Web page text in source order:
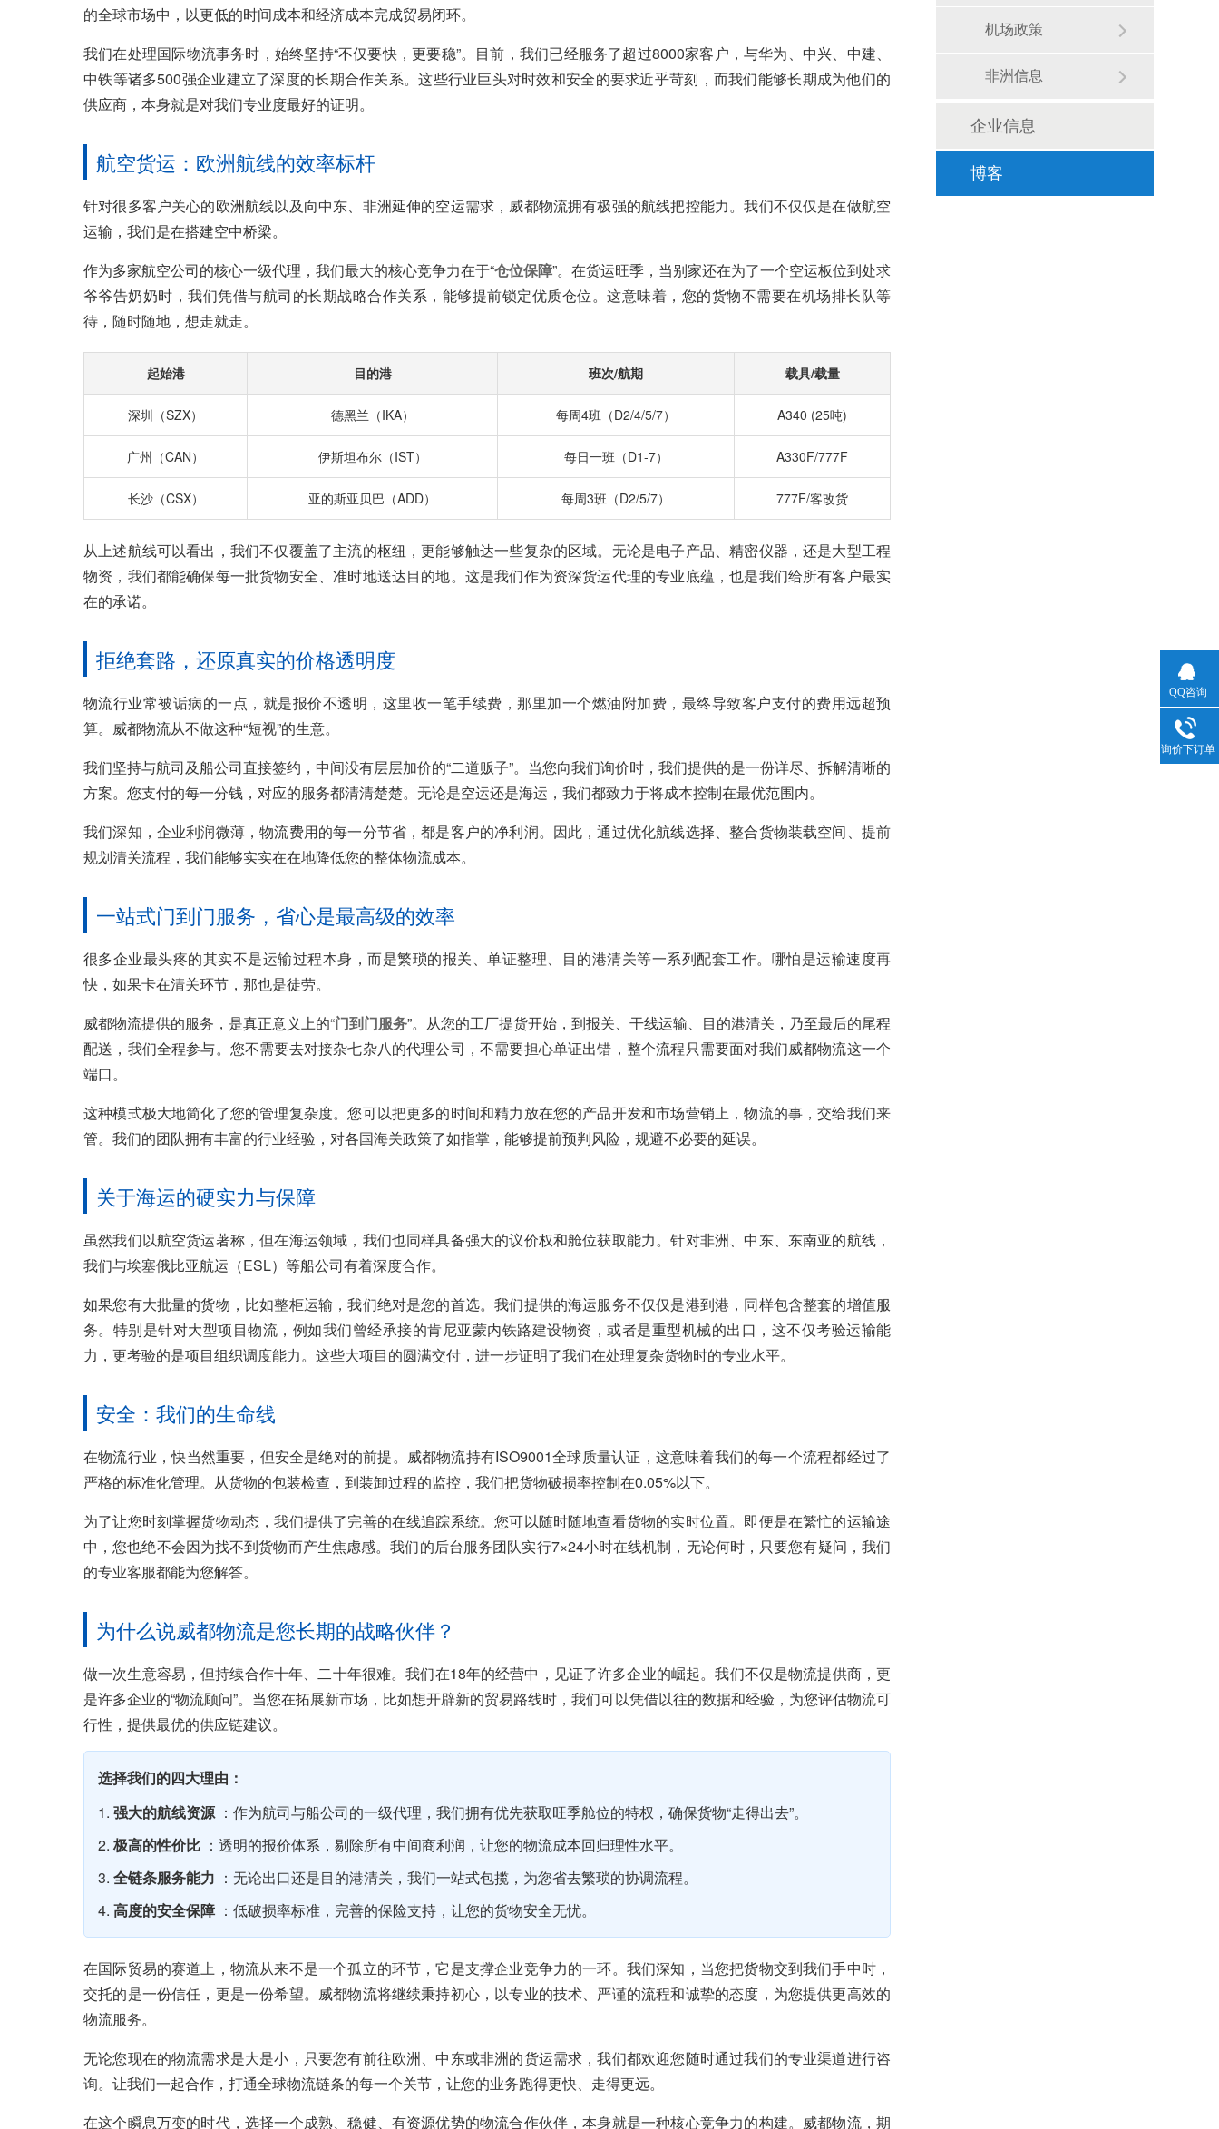
的全球市场中，以更低的时间成本和经济成本完成贸易闭环。
我们在处理国际物流事务时，始终坚持“不仅要快，更要稳”。目前，我们已经服务了超过8000家客户，与华为、中兴、中建、
中铁等诸多500强企业建立了深度的长期合作关系。这些行业巨头对时效和安全的要求近乎苛刻，而我们能够长期成为他们的
供应商，本身就是对我们专业度最好的证明。
航空货运：欧洲航线的效率标杆
针对很多客户关心的欧洲航线以及向中东、非洲延伸的空运需求，威都物流拥有极强的航线把控能力。我们不仅仅是在做航空
运输，我们是在搭建空中桥梁。
作为多家航空公司的核心一级代理，我们最大的核心竞争力在于“仓位保障”。在货运旺季，当别家还在为了一个空运板位到处求
爷爷告奶奶时，我们凭借与航司的长期战略合作关系，能够提前锁定优质仓位。这意味着，您的货物不需要在机场排长队等
待，随时随地，想走就走。
起始港 目的港 班次/航期 载具/载量
深圳（SZX） 德黑兰（IKA） 每周4班（D2/4/5/7） A340 (25吨)
广州（CAN） 伊斯坦布尔（IST） 每日一班（D1-7） A330F/777F
长沙（CSX） 亚的斯亚贝巴（ADD） 每周3班（D2/5/7） 777F/客改货
从上述航线可以看出，我们不仅覆盖了主流的枢纽，更能够触达一些复杂的区域。无论是电子产品、精密仪器，还是大型工程
物资，我们都能确保每一批货物安全、准时地送达目的地。这是我们作为资深货运代理的专业底蕴，也是我们给所有客户最实
在的承诺。
拒绝套路，还原真实的价格透明度
物流行业常被诟病的一点，就是报价不透明，这里收一笔手续费，那里加一个燃油附加费，最终导致客户支付的费用远超预
算。威都物流从不做这种“短视”的生意。
我们坚持与航司及船公司直接签约，中间没有层层加价的“二道贩子”。当您向我们询价时，我们提供的是一份详尽、拆解清晰的
方案。您支付的每一分钱，对应的服务都清清楚楚。无论是空运还是海运，我们都致力于将成本控制在最优范围内。
我们深知，企业利润微薄，物流费用的每一分节省，都是客户的净利润。因此，通过优化航线选择、整合货物装载空间、提前
规划清关流程，我们能够实实在在地降低您的整体物流成本。
一站式门到门服务，省心是最高级的效率
很多企业最头疼的其实不是运输过程本身，而是繁琐的报关、单证整理、目的港清关等一系列配套工作。哪怕是运输速度再
快，如果卡在清关环节，那也是徒劳。
威都物流提供的服务，是真正意义上的“门到门服务”。从您的工厂提货开始，到报关、干线运输、目的港清关，乃至最后的尾程
配送，我们全程参与。您不需要去对接杂七杂八的代理公司，不需要担心单证出错，整个流程只需要面对我们威都物流这一个
端口。
这种模式极大地简化了您的管理复杂度。您可以把更多的时间和精力放在您的产品开发和市场营销上，物流的事，交给我们来
管。我们的团队拥有丰富的行业经验，对各国海关政策了如指掌，能够提前预判风险，规避不必要的延误。
关于海运的硬实力与保障
虽然我们以航空货运著称，但在海运领域，我们也同样具备强大的议价权和舱位获取能力。针对非洲、中东、东南亚的航线，
我们与埃塞俄比亚航运（ESL）等船公司有着深度合作。
如果您有大批量的货物，比如整柜运输，我们绝对是您的首选。我们提供的海运服务不仅仅是港到港，同样包含整套的增值服
务。特别是针对大型项目物流，例如我们曾经承接的肯尼亚蒙内铁路建设物资，或者是重型机械的出口，这不仅考验运输能
力，更考验的是项目组织调度能力。这些大项目的圆满交付，进一步证明了我们在处理复杂货物时的专业水平。
安全：我们的生命线
在物流行业，快当然重要，但安全是绝对的前提。威都物流持有ISO9001全球质量认证，这意味着我们的每一个流程都经过了
严格的标准化管理。从货物的包装检查，到装卸过程的监控，我们把货物破损率控制在0.05%以下。
为了让您时刻掌握货物动态，我们提供了完善的在线追踪系统。您可以随时随地查看货物的实时位置。即便是在繁忙的运输途
中，您也绝不会因为找不到货物而产生焦虑感。我们的后台服务团队实行7×24小时在线机制，无论何时，只要您有疑问，我们
的专业客服都能为您解答。
为什么说威都物流是您长期的战略伙伴？
做一次生意容易，但持续合作十年、二十年很难。我们在18年的经营中，见证了许多企业的崛起。我们不仅是物流提供商，更
是许多企业的“物流顾问”。当您在拓展新市场，比如想开辟新的贸易路线时，我们可以凭借以往的数据和经验，为您评估物流可
行性，提供最优的供应链建议。
选择我们的四大理由：
1. 强大的航线资源 ：作为航司与船公司的一级代理，我们拥有优先获取旺季舱位的特权，确保货物“走得出去”。
2. 极高的性价比 ：透明的报价体系，剔除所有中间商利润，让您的物流成本回归理性水平。
3. 全链条服务能力 ：无论出口还是目的港清关，我们一站式包揽，为您省去繁琐的协调流程。
4. 高度的安全保障 ：低破损率标准，完善的保险支持，让您的货物安全无忧。
在国际贸易的赛道上，物流从来不是一个孤立的环节，它是支撑企业竞争力的一环。我们深知，当您把货物交到我们手中时，
交托的是一份信任，更是一份希望。威都物流将继续秉持初心，以专业的技术、严谨的流程和诚挚的态度，为您提供更高效的
物流服务。
无论您现在的物流需求是大是小，只要您有前往欧洲、中东或非洲的货运需求，我们都欢迎您随时通过我们的专业渠道进行咨
询。让我们一起合作，打通全球物流链条的每一个关节，让您的业务跑得更快、走得更远。
在这个瞬息万变的时代，选择一个成熟、稳健、有资源优势的物流合作伙伴，本身就是一种核心竞争力的构建。威都物流，期
机场政策
非洲信息
企业信息
博客
QQ咨询
询价下订单